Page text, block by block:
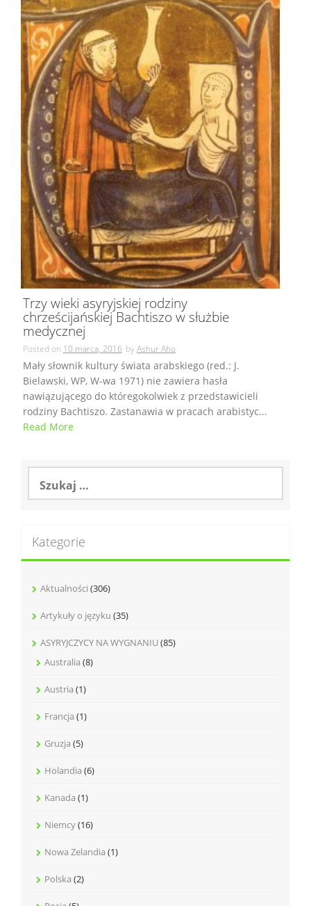
Trzy wieki asyryjskiej rodziny
chrześcijańskiej Bachtiszo w służbie
medycznej
Posted on 10 marca, 2016 byAshur Aho
Mały słownik kultury świata arabskiego (red.: J.
Bielawski, WP, W-wa 1971) nie zawiera hasła
nawiązującego do któregokolwiek z przedstawicieli
rodziny Bachtiszo. Zastanawia w pracach arabistyc...
Read More
Szukaj:
Kategorie
Aktualności (306)
Artykuły o języku (35)
ASYRYJCZYCY NA WYGNANIU(85)
Australia (8)
Austria (1)
Francja (1)
Gruzja (5)
Holandia (6)
Kanada (1)
Niemcy(16)
Nowa Zelandia (1)
Polska (2)